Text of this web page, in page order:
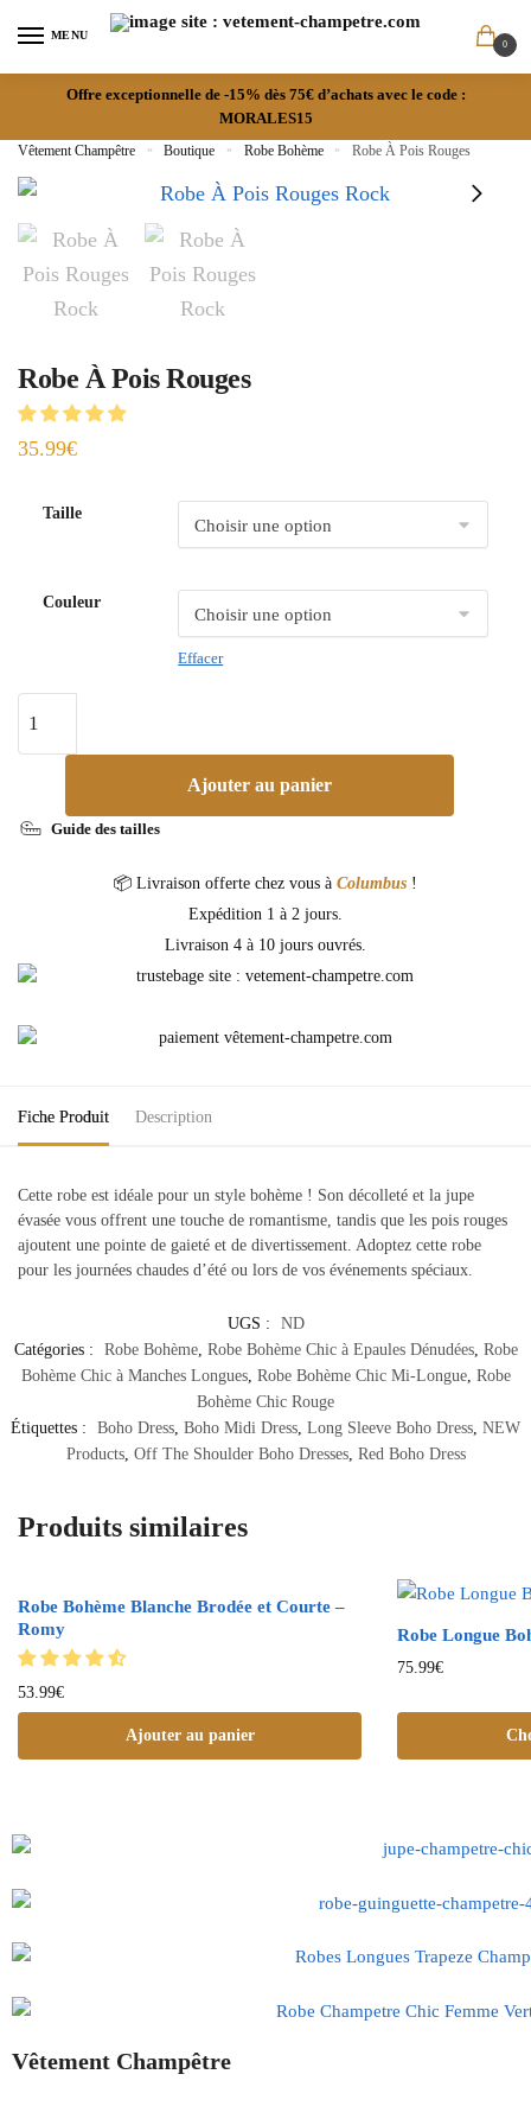
MENU
0
Offre exceptionnelle de -15% dès 75€ d’achats avec le code :
MORALES15
Vêtement Champêtre » Boutique » Robe Bohème » Robe À Pois Rouges
Robe À Pois Rouges
35.99€
Taille
Couleur
Effacer
Ajouter au panier
Guide des tailles
📦 Livraison offerte chez vous à Columbus !
Expédition 1 à 2 jours.
Livraison 4 à 10 jours ouvrés.
Fiche Produit Description
Cette robe est idéale pour un style bohème ! Son décolleté et la jupe
évasée vous offrent une touche de romantisme, tandis que les pois rouges
ajoutent une pointe de gaieté et de divertissement. Adoptez cette robe
pour les journées chaudes d’été ou lors de vos événements spéciaux.
UGS :
ND
Catégories :
Robe Bohème, Robe Bohème Chic à Epaules Dénudées, Robe
Bohème Chic à Manches Longues, Robe Bohème Chic Mi-Longue, Robe
Bohème Chic Rouge
Étiquettes :
Boho Dress, Boho Midi Dress, Long Sleeve Boho Dress, NEW
Products, Off The Shoulder Boho Dresses, Red Boho Dress
Produits similaires
Robe Bohème Blanche Brodée et Courte –
Romy
53.99€
Ajouter au panier
Robe Longue
75.99€
Vêtement Champêtre